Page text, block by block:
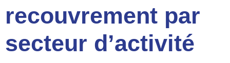
recouvrement par
secteur d’activité